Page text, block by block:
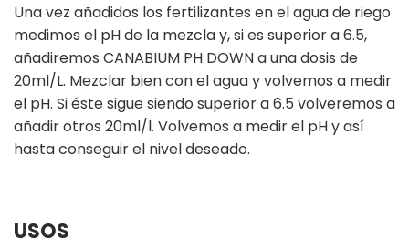
Una vez añadidos los fertilizantes en el agua de riego
medimos el pH de la mezcla y, si es superior a 6.5,
añadiremos CANABIUM PH DOWN a una dosis de
20ml/L. Mezclar bien con el agua y volvemos a medir
el pH. Si éste sigue siendo superior a 6.5 volveremos a
añadir otros 20ml/l. Volvemos a medir el pH y así
hasta conseguir el nivel deseado.
USOS